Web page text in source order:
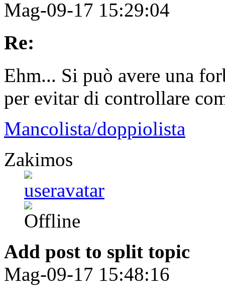
Mag-09-17 15:29:04
Re:
Ehm... Si può avere una
per evitar di controllare
Mancolista/doppiolista
Zakimos
Add post to split topic
Mag-09-17 15:48:16